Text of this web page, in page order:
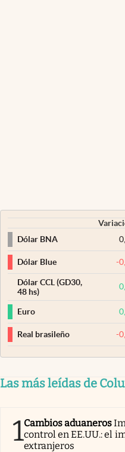
Dólar BNA
Dólar Blue -
Dólar CCL (GD30,
48 hs)
Euro
Real brasileño -
Las más leídas de
1Cambios aduaneros
control en EE.UU.: el
extranjeros